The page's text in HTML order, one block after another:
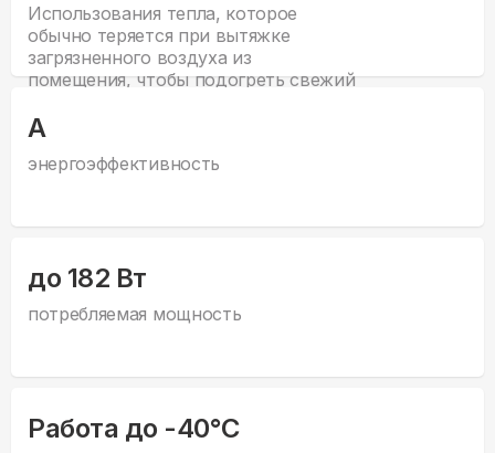
Использования тепла, которое
обычно теряется при вытяжке
загрязненного воздуха из
помещения, чтобы подогреть свежий
А
энергоэффективность
до 182 Вт
потребляемая мощность
Работа до -40°С